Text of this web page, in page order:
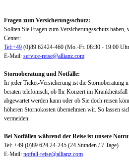
Fragen zum Versicherungsschutz:
Sollten Sie Fragen zum Versicherungsschutz haben,
Center:
Tel:+49 (0)89.62424-460 (Mo.-Fr. 08:30 - 19:00
E-Mail: service-reise@allianz.com
Stornoberatung und Notfälle:
In jeder Ticket-Versicherung ist die Stornoberatung
beraten telefonisch, ob Ihr Konzert im
abgewartet werden kann oder ob Sie doch reisen
höheren Stornokosten übernehmen wir. So lassen
vermeiden.
Bei Notfällen während der Reise ist unsere
Tel: +49 (0)89 624 24-245 (24 Stunden / 7 Tage)
E-Mail: notfall-reise@allianz.com